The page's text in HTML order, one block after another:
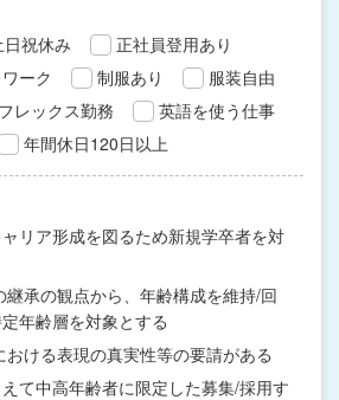
日祝休み
正社員登用あり
ーク
制服あり
服装自由
フレックス勤務
英語を使う仕事
年間休日120日以上
リア形成を図るため新規学卒者を対
承の観点から、年齢構成を維持/回
年齢層を対象とする
ける表現の真実性等の要請がある
て中高年齢者に限定した募集/採用す